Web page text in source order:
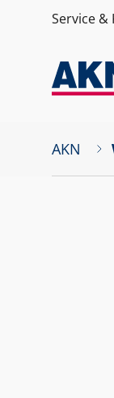
Service &
AKN